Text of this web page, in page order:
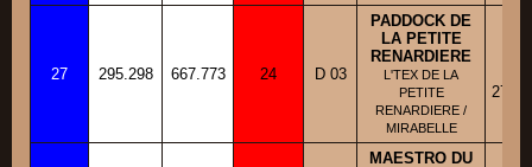
27 295.298 667.773 24 D 03
PADDOCK DE
LA PETITE
RENARDIERE
L'TEX DE LA
PETITE
RENARDIERE /
MIRABELLE
27/
MAESTRO DU